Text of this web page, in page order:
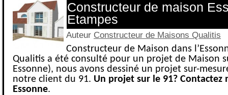
Constructeur de maison
Etampes
Auteur Constructeur de Maisons Qualitis
Constructeur de Maison dans
Qualitis a été consulté pour un projet de Maison
Essonne), nous avons dessiné un projet sur-
notre client du 91. Un projet sur le 91? Contactez
Essonne.